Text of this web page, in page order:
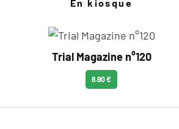
En kiosque
Trial Magazine n°120
6.90 €